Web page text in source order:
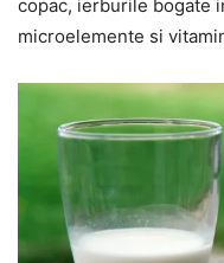
copac, ierburile bogate
microelemente si